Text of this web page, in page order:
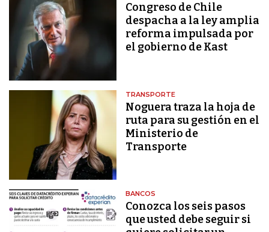
Congreso de Chile
despacha a la ley amplia
reforma impulsada por
el gobierno de Kast
TRANSPORTE
Noguera traza la hoja de
ruta para su gestión en el
Ministerio de
Transporte
BANCOS
Conozca los seis pasos
que usted debe seguir si